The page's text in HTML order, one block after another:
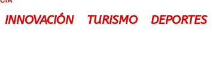
INNOVACIÓN TURISMO DEPORTES